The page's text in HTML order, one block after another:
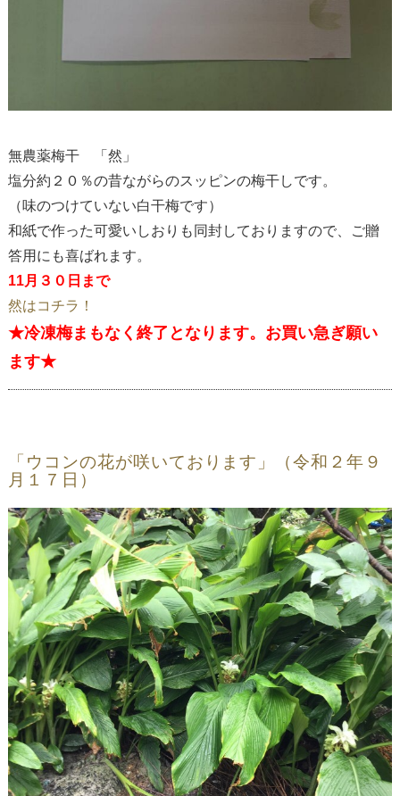
無農薬梅干 「然」
塩分約２０％の昔ながらのスッピンの梅干しです。
（味のつけていない白干梅です）
和紙で作った可愛いしおりも同封しておりますので、ご贈
答用にも喜ばれます。
11月３０日まで
然はコチラ！
★冷凍梅まもなく終了となります。お買い急ぎ願い
ます★
「ウコンの花が咲いております」（令和２年９
月１７日）